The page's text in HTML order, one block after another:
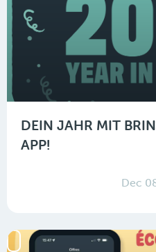
DEIN JAHR MIT
APP!
Dec